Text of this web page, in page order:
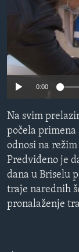
INTERVJUNo
0:00
Na svim
počela primena
odnosi na
Predviđeno je
dana u Briselu
traje narednih
pronalaženje